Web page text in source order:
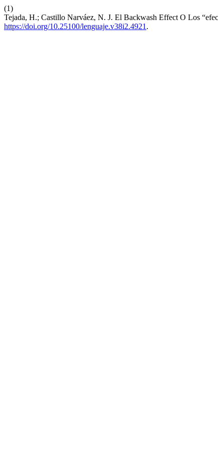
(1)
Tejada, H.; Castillo Narváez, N. J. El Backwash Effect O Los
https://doi.org/10.25100/lenguaje.v38i2.4921 .